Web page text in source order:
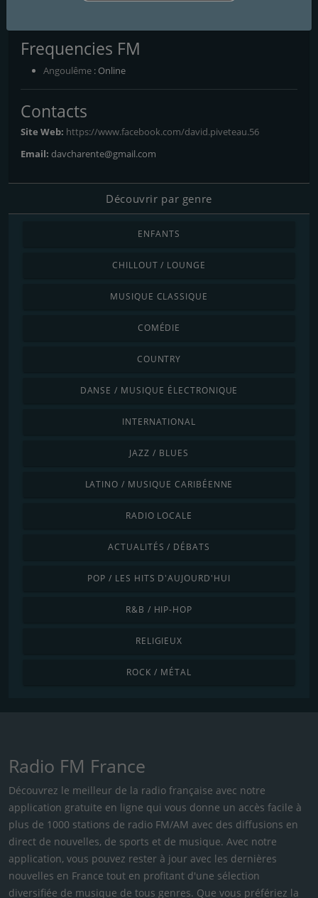
Frequencies FM
Angoulême : Online
Contacts
Site Web: https://www.facebook.com/david.piveteau.56
Email: davcharente@gmail.com
Découvrir par genre
ENFANTS
CHILLOUT / LOUNGE
MUSIQUE CLASSIQUE
COMÉDIE
COUNTRY
DANSE / MUSIQUE ÉLECTRONIQUE
INTERNATIONAL
JAZZ / BLUES
LATINO / MUSIQUE CARIBÉENNE
RADIO LOCALE
ACTUALITÉS / DÉBATS
POP / LES HITS D'AUJOURD'HUI
R&B / HIP-HOP
RELIGIEUX
ROCK / MÉTAL
Radio FM France
Découvrez le meilleur de la radio française avec notre
application gratuite en ligne qui vous donne un accès facile à
plus de 1000 stations de radio FM/AM avec des diffusions en
direct de nouvelles, de sports et de musique. Avec notre
application, vous pouvez rester à jour avec les dernières
nouvelles en France tout en profitant d'une sélection
diversifiée de musique de tous genres. Que vous préfériez la